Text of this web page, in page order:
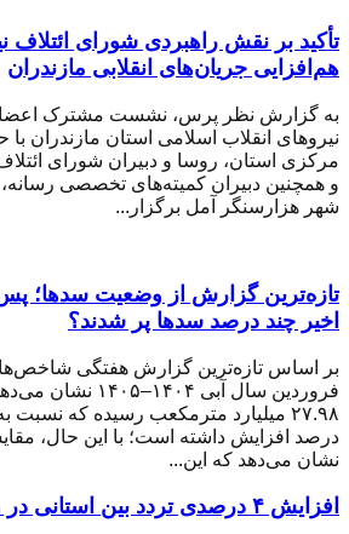
تأکید بر نقش راهبردی شورای ائتلاف
هم‌افزایی جریان‌های انقلابی مازندران
به گزارش نظر پرس، نشست مشترک
نیروهای انقلاب اسلامی استان مازندران
مرکزی استان، روسا و دبیران شورای
و همچنین دبیران کمیته‌های تخصصی رسانه،
شهر هزارسنگر آمل برگزار...
تازه‌ترین گزارش از وضعیت سدها؛ پس
اخیر چند درصد سدها پر شدند؟
فروردین سال آبی
نشان می‌دهد که این...
افزایش ۴ درصدی تردد بین استانی در مازندران